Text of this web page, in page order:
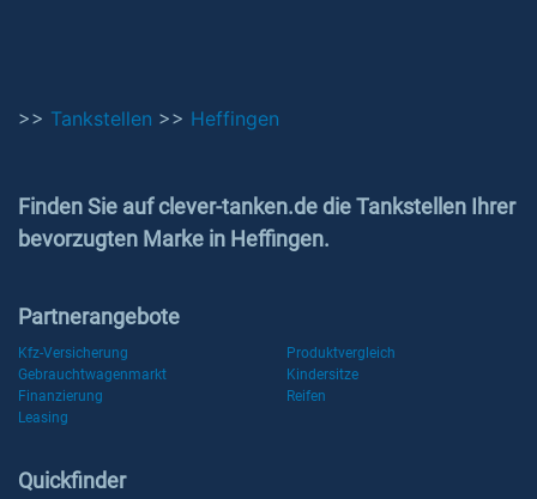
>> Tankstellen >> Heffingen
Finden Sie auf clever-tanken.de die Tankstellen Ihrer
bevorzugten Marke in Heffingen.
Partnerangebote
Kfz-Versicherung
Produktvergleich
Gebrauchtwagenmarkt
Kindersitze
Finanzierung
Reifen
Leasing
Quickfinder